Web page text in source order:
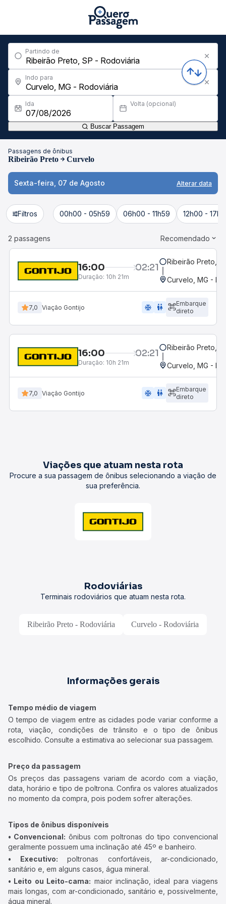
Partindo de
Indo para
Ida Volta (opcional)
Buscar Passagem
Passagens de ônibus
Ribeirão Preto Curvelo
Sexta-feira, 07 de Agosto Alterar data
Filtros 00h00 - 05h59 06h00 - 11h59 12h00 -
2 passagens Recomendado
16:00 02:21
Duração: 10h 21m
Ribeirão Preto,
Curvelo, MG -
7,0 Viação Gontijo ac_unit wc
Embarque
direto
16:00 02:21
Duração: 10h 21m
Ribeirão Preto,
Curvelo, MG -
7,0 Viação Gontijo ac_unit wc
Embarque
direto
Viações que atuam nesta rota
Procure a sua passagem de ônibus selecionando a viação de
sua preferência.
Rodoviárias
Terminais rodoviários que atuam nesta rota.
Ribeirão Preto - Rodoviária Curvelo - Rodoviária
Informações gerais
Tempo médio de viagem
O tempo de viagem entre as cidades pode variar conforme a
rota, viação, condições de trânsito e o tipo de ônibus
escolhido. Consulte a estimativa ao selecionar sua passagem.
Preço da passagem
Os preços das passagens variam de acordo com a viação,
data, horário e tipo de poltrona. Confira os valores atualizados
no momento da compra, pois podem sofrer alterações.
Tipos de ônibus disponíveis
• Convencional: ônibus com poltronas do tipo convencional
geralmente possuem uma inclinação até 45º e banheiro.
• Executivo: poltronas confortáveis, ar-condicionado,
sanitário e, em alguns casos, água mineral.
• Leito ou Leito-cama: maior inclinação, ideal para viagens
mais longas, com ar-condicionado, sanitário e, possivelmente,
água mineral.